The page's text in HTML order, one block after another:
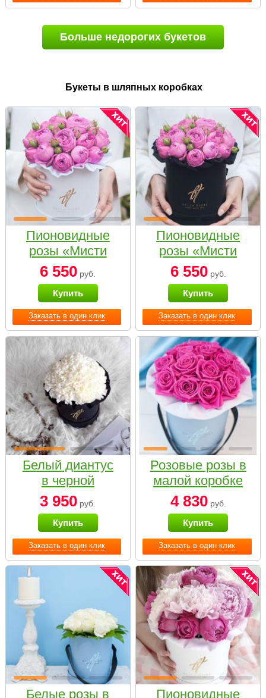
Больше недорогих букетов
Букеты в шляпных коробках
Заказать в один клик
Пионовидные
розы «Мисти
бабблс» в белой
коробке Small
6 550 руб.
Купить
Заказать в один клик
Пионовидные
розы «Мисти
бабблс» в
черной коробке
Small
6 550руб.
Купить
Заказать в один клик
Белый диантус
в черной
коробке Small
3 950 руб.
Купить
Заказать в один клик
Розовые розы в
малой коробке
4 830руб.
Купить
Белые розы в
Пионовидные